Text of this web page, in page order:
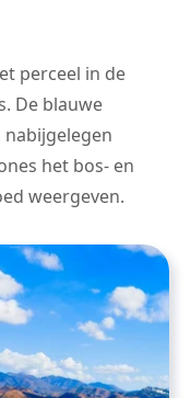
perceel in de
De blauwe
het bos- en
weergeven.